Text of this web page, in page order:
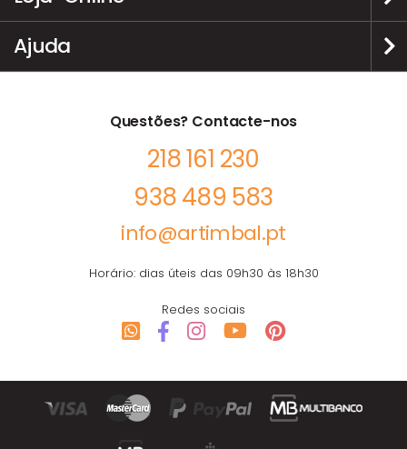
Ajuda
Questões? Contacte-nos
218 161 230
938 489 583
info@artimbal.pt
Horário: dias úteis das 09h30 às 18h30
Redes sociais